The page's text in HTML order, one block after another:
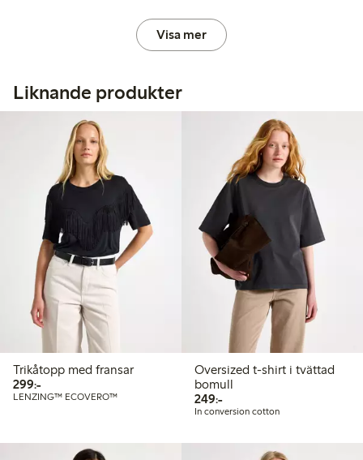
Visa mer
Liknande produkter
Trikåtopp med fransar
299:-299,00 kr
LENZING™ ECOVERO™
Oversized t-shirt i tvättad
bomull
249:-249,00 kr
In conversion cotton